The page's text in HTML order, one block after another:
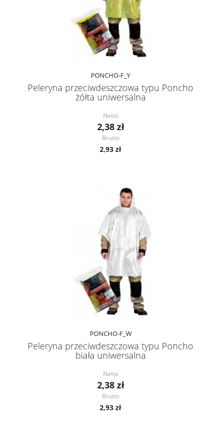
PONCHO-F_Y
Peleryna przeciwdeszczowa typu Poncho
żółta uniwersalna
Netto
2,38 zł
Brutto
2,93 zł
PONCHO-F_W
Peleryna przeciwdeszczowa typu Poncho
biała uniwersalna
Netto
2,38 zł
Brutto
2,93 zł